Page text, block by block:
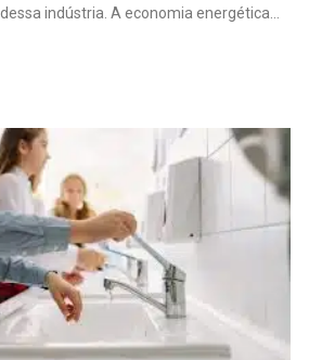
indústria. A economia energética
de um alumínio mais limpo, no
prima.